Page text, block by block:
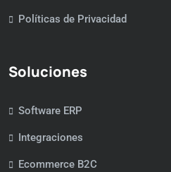
Políticas de Privacidad
Soluciones
Software ERP
Integraciones
Ecommerce B2C